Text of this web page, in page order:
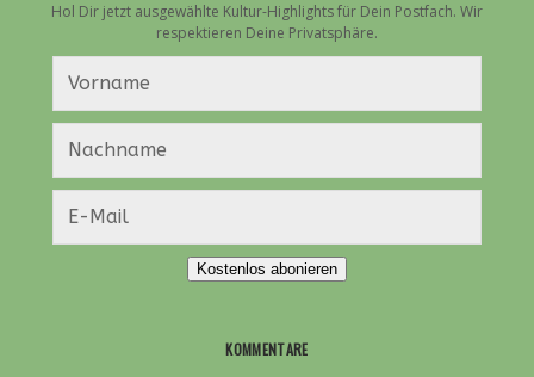
Hol Dir jetzt ausgewählte Kultur-Highlights für Dein Postfach. Wir
respektieren Deine Privatsphäre.
Kostenlos abonieren
KOMMENTARE